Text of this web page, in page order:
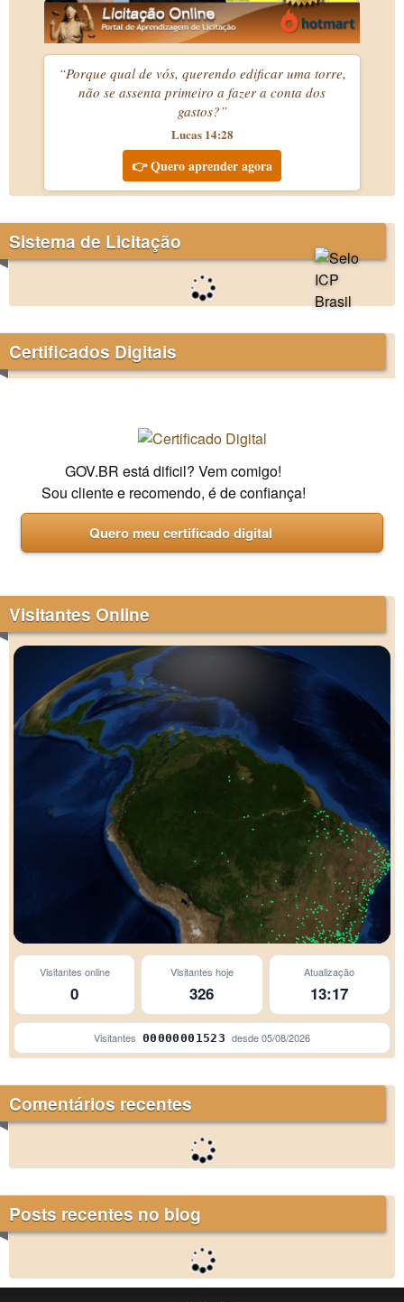
“Porque qual de vós, querendo edificar uma torre,
não se assenta primeiro a fazer a conta dos
gastos?”
Lucas 14:28
👉 Quero aprender agora
Sistema de Licitação
Certificados Digitais
GOV.BR está dificil? Vem comigo!
Sou cliente e recomendo, é de confiança!
Quero meu certificado digital
Visitantes Online
Visitantes online
0
Visitantes hoje
326
Atualização
13:17
Visitantes 00000001523 desde05/08/2026
Comentários recentes
Posts recentes no blog